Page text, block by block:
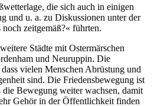
die sich auch in einigen
und u. a. zu Diskussionen unter der
zeitgemäß?« führten.
Städte mit Ostermärschen
und Neuruppin. Die
vielen Menschen Abrüstung und
sind. Die Friedensbewegung ist
Bewegung weiter wachsen, damit
Gehör in der Öffentlichkeit finden